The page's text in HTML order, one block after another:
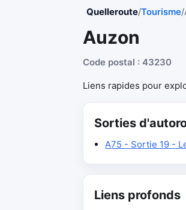
Quelleroute/Tourisme/
Auzon
Code postal : 43230
Liens rapides pour
Sorties
A75 - Sortie 19 -
Liens profonds